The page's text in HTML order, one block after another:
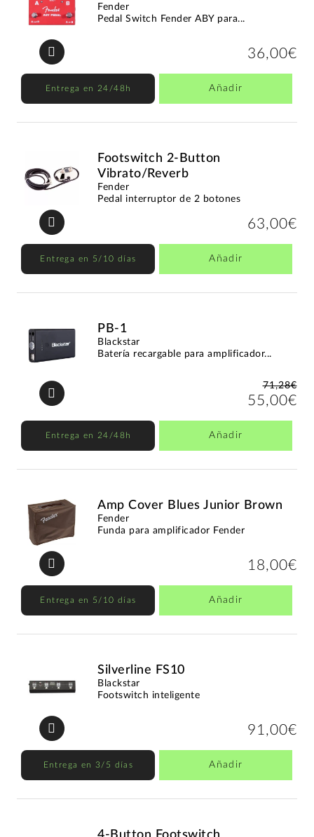
Fender
Pedal Switch Fender ABY para...
36,00€
Entrega en 24/48h Añadir
Footswitch 2-Button
Vibrato/Reverb
Fender
Pedal interruptor de 2 botones
63,00€
Entrega en 5/10 días Añadir
PB-1
Blackstar
Batería recargable para amplificador...
71,28€
55,00€
Entrega en 24/48h Añadir
Amp Cover Blues Junior Brown
Fender
Funda para amplificador Fender
18,00€
Entrega en 5/10 días Añadir
Silverline FS10
Blackstar
Footswitch inteligente
91,00€
Entrega en 3/5 días Añadir